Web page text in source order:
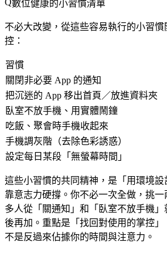
數位健康的小習慣清單
不必大改變，從這些容易執行的小習
控：
習慣
關閉非必要 App 的通知
把沉迷的 App 移出首頁／放進資料夾
臥室不放手機、用實體鬧鐘
吃飯、聚會時手機收起來
手機調灰階（去除色彩誘惑）
設定每日某段「無螢幕時間」
這些小習慣的共同精神，是「用環境
靠意志力硬撐。你不必一次全做，挑
多人從「關通知」和「臥室不放手機
後再加。重點是「找回對使用的掌控」
不是反過來佔據你的時間與注意力。